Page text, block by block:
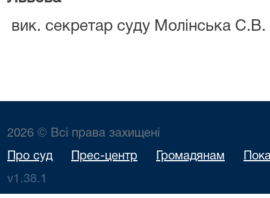
вик. секретар суду Молінська С.В.
2026 © Всі права захищені
Про суд Прес-центр Громадянам
v1.38.1